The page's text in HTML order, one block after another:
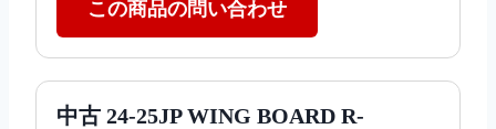
この商品の問い合わせ
中古 24-25JP WING BOARD R-